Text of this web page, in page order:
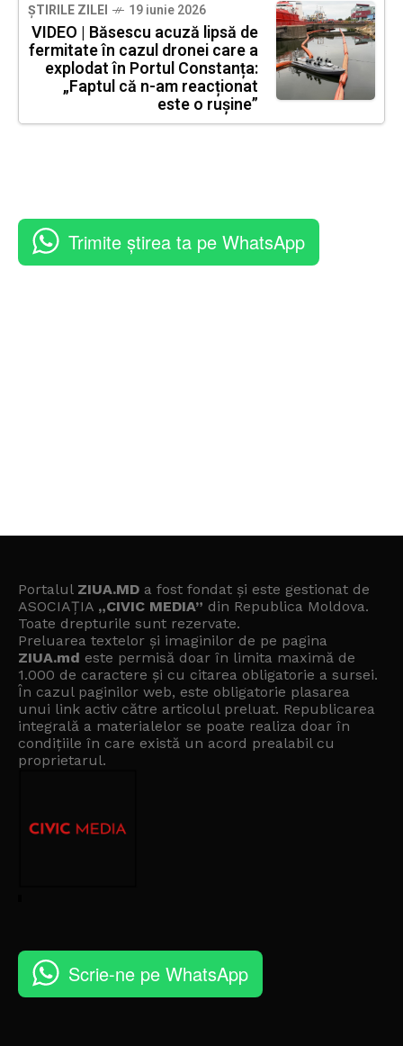
ȘTIRILE ZILEI 19 iunie 2026
VIDEO | Băsescu acuză lipsă de
fermitate în cazul dronei care a
explodat în Portul Constanța:
„Faptul că n-am reacționat
este o rușine”
Trimite știrea ta pe WhatsApp
Portalul ZIUA.MD a fost fondat și este gestionat de
ASOCIAȚIA „CIVIC MEDIA” din Republica Moldova.
Toate drepturile sunt rezervate.
Preluarea textelor și imaginilor de pe pagina
ZIUA.md este permisă doar în limita maximă de
1.000 de caractere și cu citarea obligatorie a sursei.
În cazul paginilor web, este obligatorie plasarea
unui link activ către articolul preluat. Republicarea
integrală a materialelor se poate realiza doar în
condițiile în care există un acord prealabil cu
proprietarul.
Scrie-ne pe WhatsApp